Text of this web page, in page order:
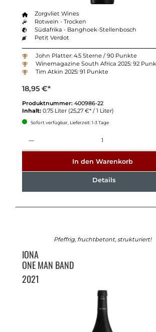
Zorgvliet Wines
Rotwein - Trocken
Südafrika - Banghoek-Stellenbosch
Petit Verdot
John Platter: 4.5 Sterne / 90 Punkte
Winemagazine South Africa 2025: 92
Tim Atkin 2025: 91 Punkte
18,95 €*
Produktnummer: 400986-22
Inhalt: 0.75 Liter (25,27 €* / 1 Liter)
Sofort verfügbar, Lieferzeit: 1-3 Tage
In den Warenkorb
Details
Pfeffrig, fruchtbetont, strukturiert!
IONA
ONE MAN BAND
2021